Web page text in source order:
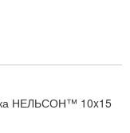
НЕЛЬСОН™ 10x15